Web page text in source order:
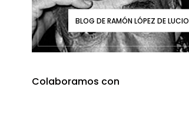
BLOG DE RAMÓN LÓPEZ DE LUCIO
Colaboramos con